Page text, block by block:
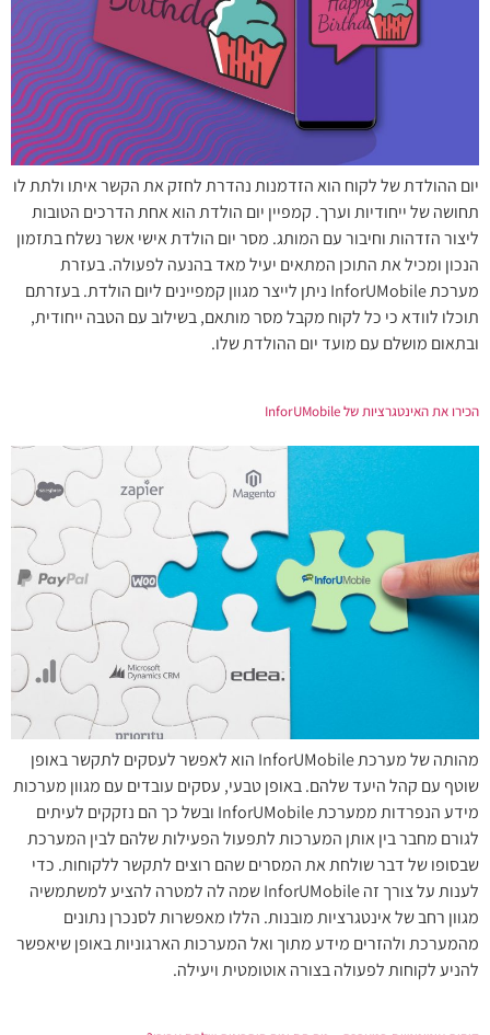
יום ההולדת של לקוח הוא הזדמנות נהדרת לחזק את הקשר איתו ולתת לו
תחושה של ייחודיות וערך. קמפיין יום הולדת הוא אחת הדרכים הטובות
ליצור הזדהות וחיבור עם המותג. מסר יום הולדת אישי אשר נשלח בתזמון
הנכון ומכיל את התוכן המתאים יעיל מאד בהנעה לפעולה. בעזרת
מערכת InforUMobile ניתן לייצר מגוון קמפיינים ליום הולדת. בעזרתם
תוכלו לוודא כי כל לקוח מקבל מסר מותאם, בשילוב עם הטבה ייחודית,
ובתאום מושלם עם מועד יום ההולדת שלו.
הכירו את האינטגרציות של InforUMobile
מהותה של מערכת InforUMobile הוא לאפשר לעסקים לתקשר באופן
שוטף עם קהל היעד שלהם. באופן טבעי, עסקים עובדים עם מגוון מערכות
מידע הנפרדות ממערכת InforUMobile ובשל כך הם נזקקים לעיתים
לגורם מחבר בין אותן המערכות לתפעול הפעילות שלהם לבין המערכת
שבסופו של דבר שולחת את המסרים שהם רוצים לתקשר ללקוחות. כדי
לענות על צורך זה InforUMobile שמה לה למטרה להציע למשתמשיה
מגוון רחב של אינטגרציות מובנות. הללו מאפשרות לסנכרן נתונים
מהמערכת ולהזרים מידע מתוך ואל המערכות הארגוניות באופן שיאפשר
להניע לקוחות לפעולה בצורה אוטומטית ויעילה.